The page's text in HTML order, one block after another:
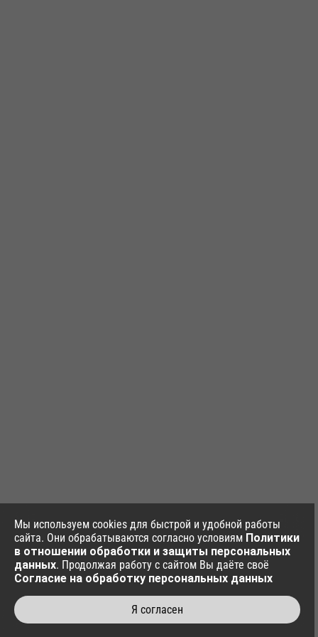
Мы используем cookies для быстрой и удобной работы
сайта. Они обрабатываются согласно условиям Политики
в отношении обработки и защиты персональных
данных. Продолжая работу с сайтом Вы даёте своё
Согласие на обработку персональных данных
Я согласен